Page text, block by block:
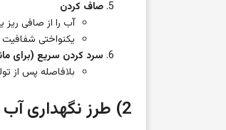
صاف کردن
آب را از صافی ریز
یکنواختی
سرد کردن سریع (برای
بلافاصله پس از
2) طرز نگهداری آب نارنج برای مدت طولانی